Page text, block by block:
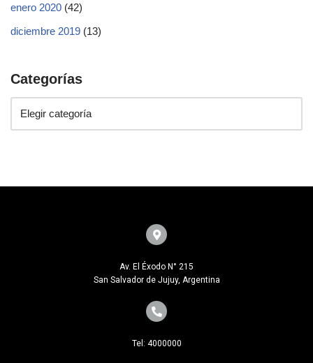
enero 2020 (42)
diciembre 2019 (13)
Categorías
Av. El Éxodo N° 215
San Salvador de Jujuy, Argentina
Tel: 4000000